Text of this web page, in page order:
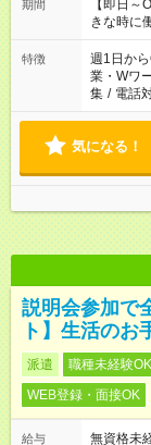
期間
【即日
きな時に
特徴 週1日か
業・Wワ
集 / 電話
気になる！
説明会参加で
ト】生活のお
派遣 職種未経験OK
WEB登録・面接OK
給与
無資格未